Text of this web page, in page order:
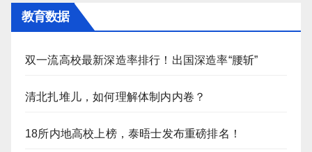
教育数据
双一流高校最新深造率排行！出国深造率“腰斩”
清北扎堆儿，如何理解体制内内卷？
18所内地高校上榜，泰晤士发布重磅排名！